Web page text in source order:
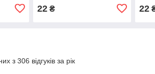
22₴ 22
з 306 відгуків за рік